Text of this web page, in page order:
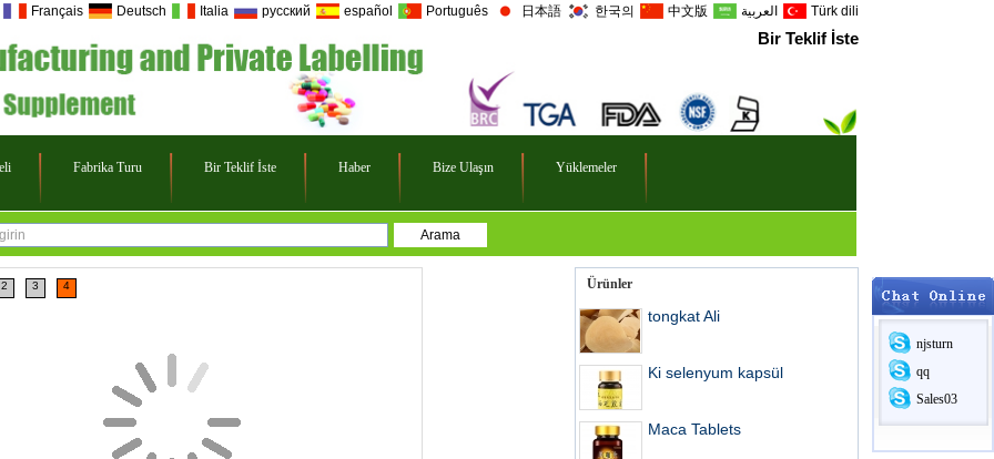
Bir Teklif İste
Français Deutsch Italia русский español Português 日本語 한국의 中文版 العربية Türk dili
Fabrika Turu Bir Teklif İste Haber Bize Ulaşın Yüklemeler
2 3 4 Ürünler
tongkat Ali
Ki selenyum kapsül
Maca Tablets
njsturn
qq
Sales03